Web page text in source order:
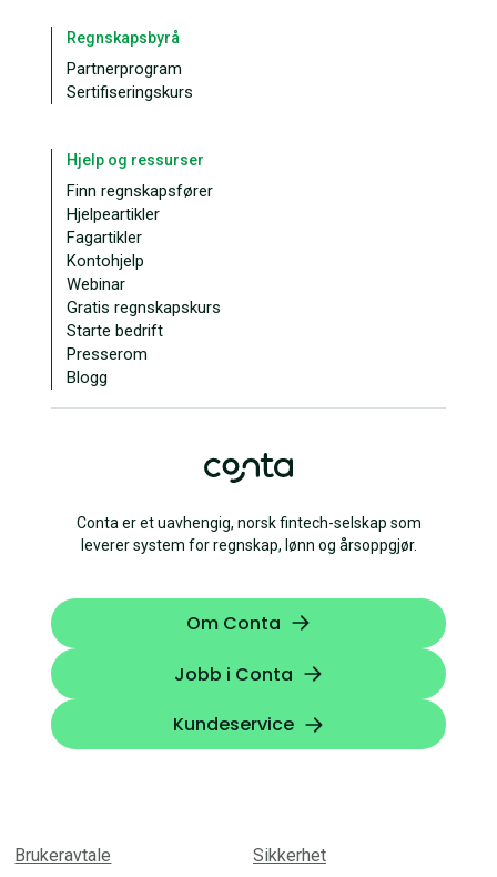
Conta er et uavhengig, norsk fintech-selskap som
leverer system for regnskap, lønn og årsoppgjør.
Om Conta
Jobb i Conta
Kundeservice
Regnskapsbyrå
Partnerprogram
Sertifiseringskurs
Hjelp og ressurser
Finn regnskapsfører
Hjelpeartikler
Fagartikler
Kontohjelp
Webinar
Gratis regnskapskurs
Starte bedrift
Presserom
Blogg
Brukeravtale Sikkerhet